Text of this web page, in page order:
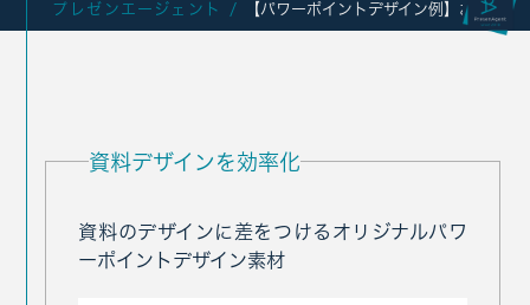
プレゼンエージェント 【パワーポイントデザイン例】 おしゃれ
資料デザインを効率化
資料のデザインに差をつける オリジナルパワ
ーポイントデザイン素材